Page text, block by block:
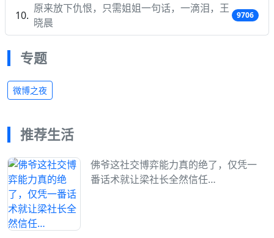
原来放下仇恨，只需姐姐一句话，一滴泪，王
晓晨
9706
专题
微博之夜
推荐生活
佛爷这社交博弈能力真的绝了，仅凭一
番话术就让梁社长全然信任…